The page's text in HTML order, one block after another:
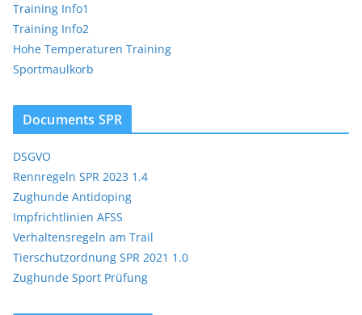
Training Info1
Training Info2
Hohe Temperaturen Training
Sportmaulkorb
Documents SPR
DSGVO
Rennregeln SPR 2023 1.4
Zughunde Antidoping
Impfrichtlinien AFSS
Verhaltensregeln am Trail
Tierschutzordnung SPR 2021 1.0
Zughunde Sport Prüfung